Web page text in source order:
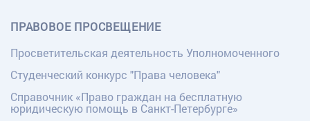
ПРАВОВОЕ ПРОСВЕЩЕНИЕ
Просветительская деятельность Уполномоченного
Студенческий конкурс "Права человека"
Справочник «Право граждан на бесплатную
юридическую помощь в Санкт-Петербурге»